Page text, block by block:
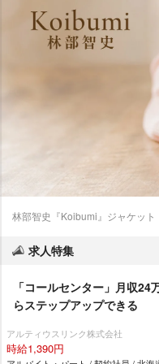
林部智史『Koibumi』ジャケット
求人特集
「コールセンター」月収
らステップアップできる
アルティウスリンク株式会社
時給1,390円